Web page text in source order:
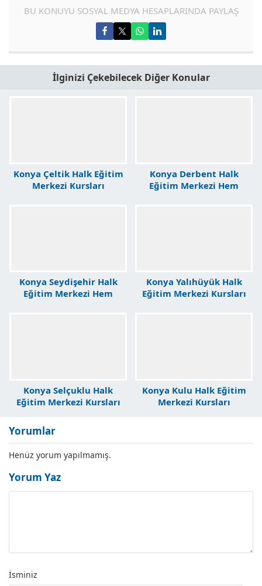
BU KONUYU SOSYAL MEDYA HESAPLARINDA PAYLAŞ
İlginizi Çekebilecek Diğer Konular
Konya Çeltik Halk Eğitim
Merkezi Kursları
Konya Derbent Halk
Eğitim Merkezi Hem
Konya Seydişehir Halk
Eğitim Merkezi Hem
Konya Yalıhüyük Halk
Eğitim Merkezi Kursları
Konya Selçuklu Halk
Eğitim Merkezi Kursları
Konya Kulu Halk Eğitim
Merkezi Kursları
Yorumlar
Henüz yorum yapılmamış.
Yorum Yaz
İsminiz